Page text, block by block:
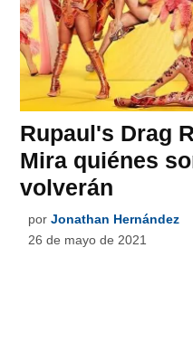
Rupaul's Drag
Mira quiénes
volverán
por Jonathan Hernández
26 de mayo de 2021